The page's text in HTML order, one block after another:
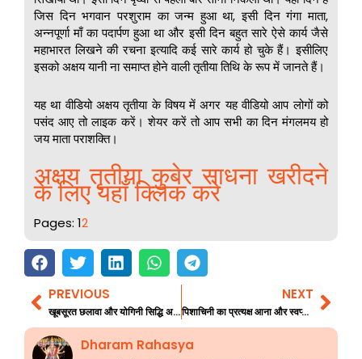
जिस दिन भगवान परशुराम का जन्म हुआ था, इसी दिन गंगा माता,
अन्नपूर्णा माँ का पदार्पण हुआ था और इसी दिन बहुत सारे ऐसे कार्य जैसे
महाभारत लिखने की रचना इत्यादि कई सारे कार्य हो चुके हैं। इसीलिए
इसको अक्षय यानी ना समाप्त होने वाली तृतीया तिथि के रूप में जानते हैं।
यह था वीडियो अक्षय तृतीया के विषय में अगर यह वीडियो आप लोगों को
पसंद आए तो लाइक करें। शेयर करें तो आप सभी का दिन मंगलमय हो
जय माता पराशक्ति।
अक्षय तृतीया कुबेर साधना खरीदने
के लिए यहाँ क्लिक करे
Pages: 12
Prev
PREVIOUS
खूबसूरत छलावा और योगिनी सिद्धि अनुभव
NEXT
पिशाचिनी का प्रत्यक्ष आना और स्वप्न में गुरु के दर्शन सच्चा अनुभव
Dharam Rahasya